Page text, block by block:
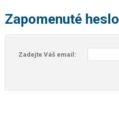
Zapomenuté heslo
Zadejte Váš email: